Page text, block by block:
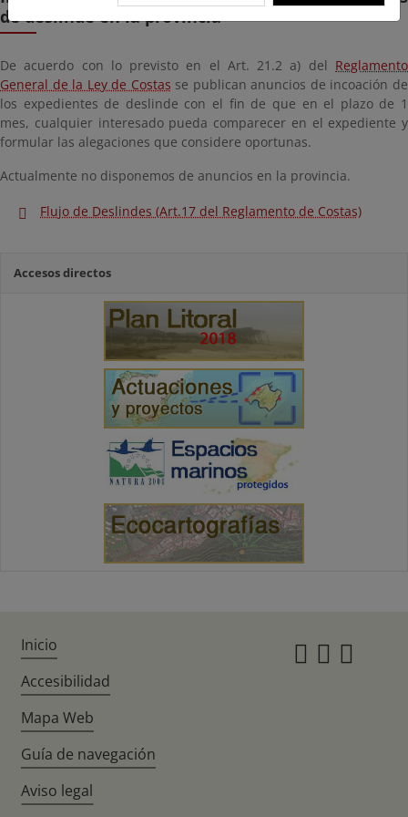
de deslinde en la provincia
De acuerdo con lo previsto en el Art. 21.2 a) del Reglamento
General de la Ley de Costas se publican anuncios de incoación de
los expedientes de deslinde con el fin de que en el plazo de 1
mes, cualquier interesado pueda comparecer en el expediente y
formular las alegaciones que considere oportunas.
Actualmente no disponemos de anuncios en la provincia.
Flujo de Deslindes (Art.17 del Reglamento de Costas)
Accesos directos
Inicio
Accesibilidad
Mapa Web
Guía de navegación
Aviso legal